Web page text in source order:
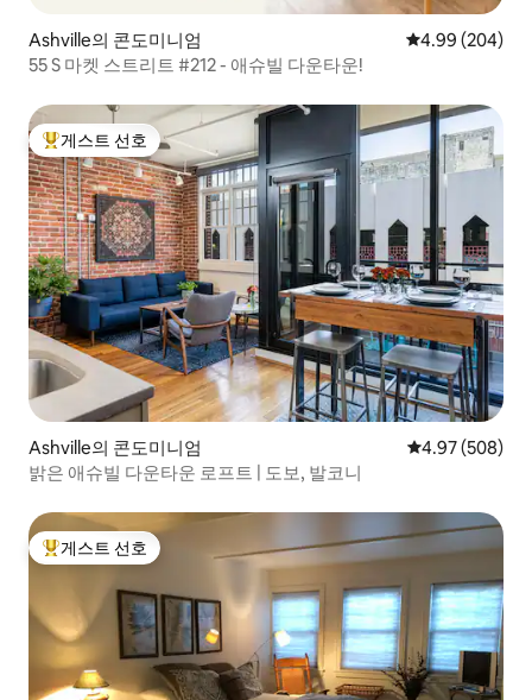
Ashville의 콘도미니엄 평점 4.99점(5
4.99 (204)
55 S 마켓 스트리트 #212 - 애슈빌 다운타운!
상위 게스트 선호
게스트 선호
Ashville의 콘도미니엄 평점 4.97점(5
4.97 (508)
밝은 애슈빌 다운타운 로프트 | 도보, 발코니
상위 게스트 선호
게스트 선호